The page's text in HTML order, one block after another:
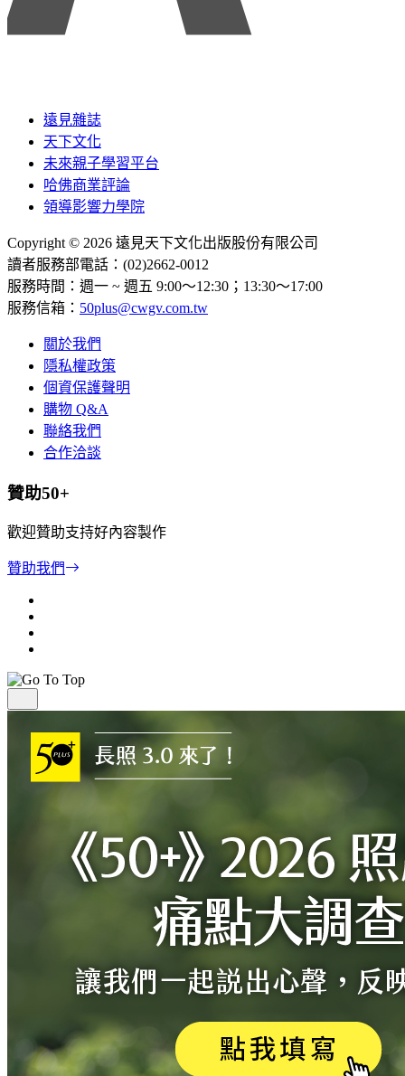
遠見雜誌
天下文化
未來親子學習平台
哈佛商業評論
領導影響力學院
Copyright © 2026 遠見天下文化出版股份有限公司
讀者服務部電話：(02)2662-0012
服務時間：週一 ~ 週五 9:00～12:30；13:30～17:00
服務信箱： 50plus@cwgv.com.tw
關於我們
隱私權政策
個資保護聲明
購物 Q&A
聯絡我們
合作洽談
贊助50+
歡迎贊助支持好內容製作
贊助我們